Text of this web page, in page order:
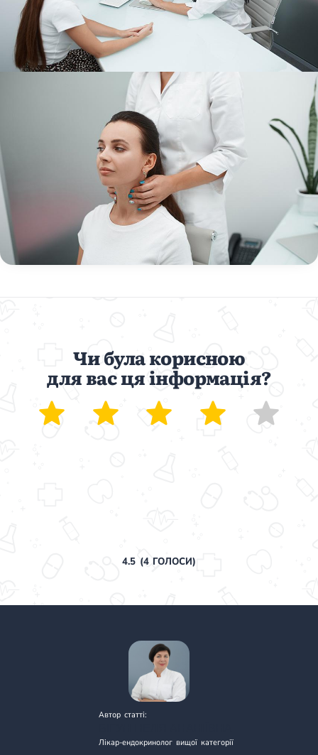
Чи була корисною
для вас ця інформація?
4.5(4ГОЛОСИ)
Автор статті:
Лікар-ендокринолог вищої категорії